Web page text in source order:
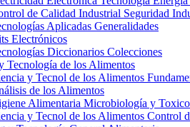
de Calidad Industrial Seguridad
Aplicadas Generalidades
Electrónicos
Diccionarios Colecciones
Tecnología de los Alimentos
y Tecnol de los Alimentos
de los Alimentos
Alimentaria Microbiología y
y Tecnol de los Alimentos Control